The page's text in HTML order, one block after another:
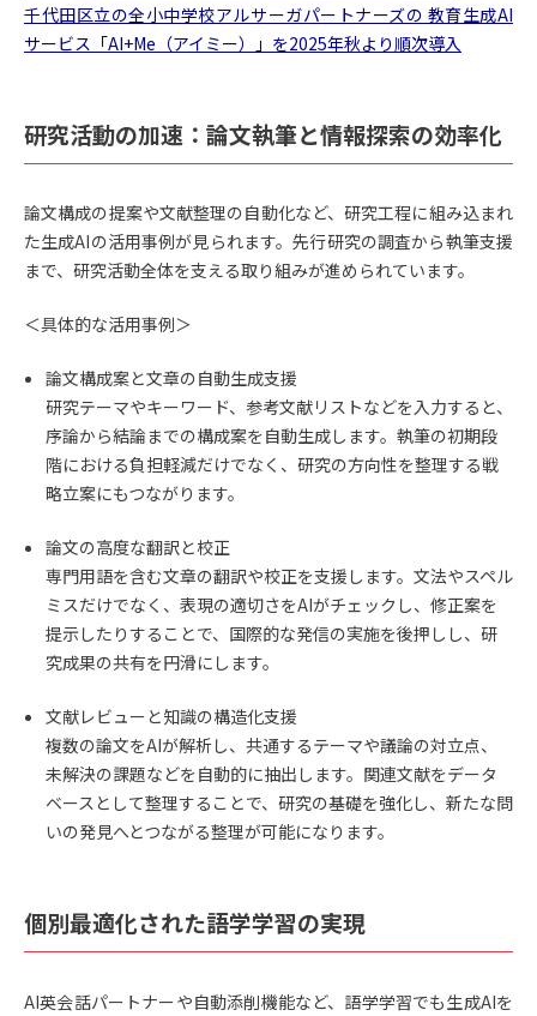
千代田区立の全小中学校アルサーガパートナーズの 教育生成AI
サービス「AI+Me（アイミー）」を2025年秋より順次導入
研究活動の加速：論文執筆と情報探索の効率化
論文構成の提案や文献整理の自動化など、研究工程に組み込まれ
た生成AIの活用事例が見られます。先行研究の調査から執筆支援
まで、研究活動全体を支える取り組みが進められています。
＜具体的な活用事例＞
論文構成案と文章の自動生成支援
研究テーマやキーワード、参考文献リストなどを入力すると、
序論から結論までの構成案を自動生成します。執筆の初期段
階における負担軽減だけでなく、研究の方向性を整理する戦
略立案にもつながります。
論文の高度な翻訳と校正
専門用語を含む文章の翻訳や校正を支援します。文法やスペル
ミスだけでなく、表現の適切さをAIがチェックし、修正案を
提示したりすることで、国際的な発信の実施を後押しし、研
究成果の共有を円滑にします。
文献レビューと知識の構造化支援
複数の論文をAIが解析し、共通するテーマや議論の対立点、
未解決の課題などを自動的に抽出します。関連文献をデータ
ベースとして整理することで、研究の基礎を強化し、新たな問
いの発見へとつながる整理が可能になります。
個別最適化された語学学習の実現
AI英会話パートナーや自動添削機能など、語学学習でも生成AIを